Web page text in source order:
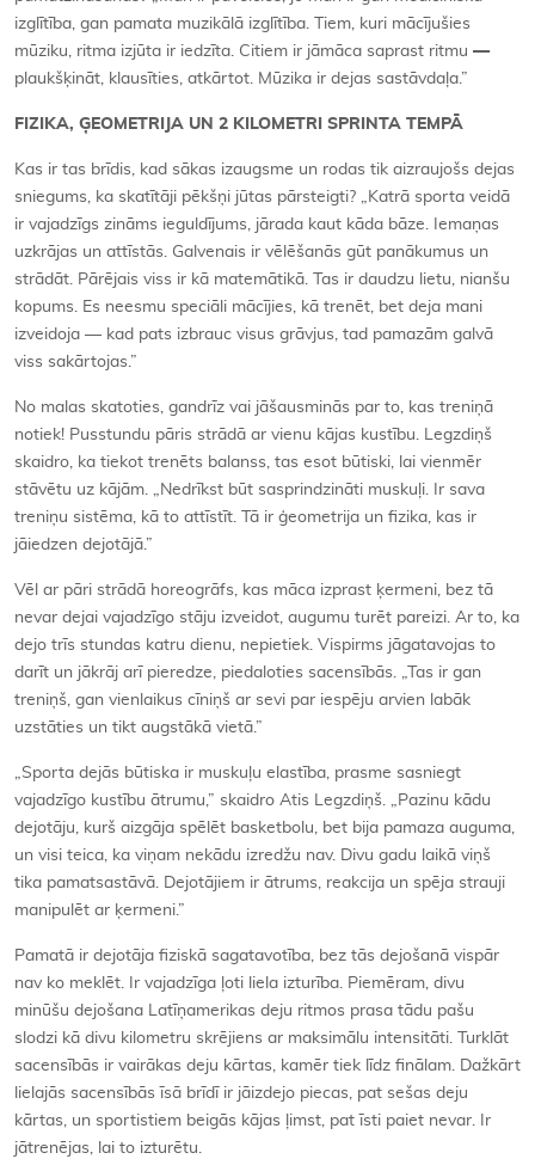
izglītība, gan pamata muzikālā izglītība. Tiem, kuri mācījušies
mūziku, ritma izjūta ir iedzīta. Citiem ir jāmāca saprast ritmu —
plaukšķināt, klausīties, atkārtot. Mūzika ir dejas sastāvdaļa.”
FIZIKA, ĢEOMETRIJA UN 2 KILOMETRI SPRINTA TEMPĀ
Kas ir tas brīdis, kad sākas izaugsme un rodas tik aizraujošs dejas
sniegums, ka skatītāji pēkšņi jūtas pārsteigti? „Katrā sporta veidā
ir vajadzīgs zināms ieguldījums, jārada kaut kāda bāze. Iemaņas
uzkrājas un attīstās. Galvenais ir vēlēšanās gūt panākumus un
strādāt. Pārējais viss ir kā matemātikā. Tas ir daudzu lietu, nianšu
kopums. Es neesmu speciāli mācījies, kā trenēt, bet deja mani
izveidoja — kad pats izbrauc visus grāvjus, tad pamazām galvā
viss sakārtojas.”
No malas skatoties, gandrīz vai jāšausminās par to, kas treniņā
notiek! Pusstundu pāris strādā ar vienu kājas kustību. Legzdiņš
skaidro, ka tiekot trenēts balanss, tas esot būtiski, lai vienmēr
stāvētu uz kājām. „Nedrīkst būt sasprindzināti muskuļi. Ir sava
treniņu sistēma, kā to attīstīt. Tā ir ģeometrija un fizika, kas ir
jāiedzen dejotājā.”
Vēl ar pāri strādā horeogrāfs, kas māca izprast ķermeni, bez tā
nevar dejai vajadzīgo stāju izveidot, augumu turēt pareizi. Ar to, ka
dejo trīs stundas katru dienu, nepietiek. Vispirms jāgatavojas to
darīt un jākrāj arī pieredze, piedaloties sacensībās. „Tas ir gan
treniņš, gan vienlaikus cīniņš ar sevi par iespēju arvien labāk
uzstāties un tikt augstākā vietā.”
„Sporta dejās būtiska ir muskuļu elastība, prasme sasniegt
vajadzīgo kustību ātrumu,” skaidro Atis Legzdiņš. „Pazinu kādu
dejotāju, kurš aizgāja spēlēt basketbolu, bet bija pamaza auguma,
un visi teica, ka viņam nekādu izredžu nav. Divu gadu laikā viņš
tika pamatsastāvā. Dejotājiem ir ātrums, reakcija un spēja strauji
manipulēt ar ķermeni.”
Pamatā ir dejotāja fiziskā sagatavotība, bez tās dejošanā vispār
nav ko meklēt. Ir vajadzīga ļoti liela izturība. Piemēram, divu
minūšu dejošana Latīņamerikas deju ritmos prasa tādu pašu
slodzi kā divu kilometru skrējiens ar maksimālu intensitāti. Turklāt
sacensībās ir vairākas deju kārtas, kamēr tiek līdz finālam. Dažkārt
lielajās sacensībās īsā brīdī ir jāizdejo piecas, pat sešas deju
kārtas, un sportistiem beigās kājas ļimst, pat īsti paiet nevar. Ir
jātrenējas, lai to izturētu.